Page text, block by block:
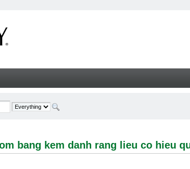
kem danh rang lieu co hieu qua -
bang kem danh rang lieu co hieu